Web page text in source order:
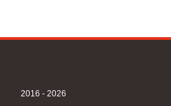
2016 - 2026